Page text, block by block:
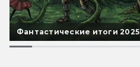
Фантастические итоги 2025